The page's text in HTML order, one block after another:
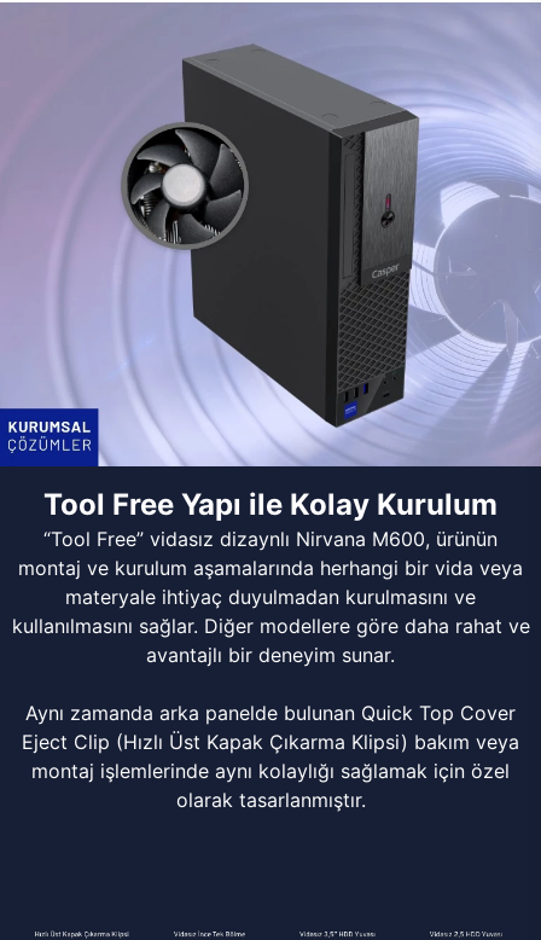
Tool Free Yapı ile Kolay Kurulum
“Tool Free” vidasız dizaynlı Nirvana M600, ürünün
montaj ve kurulum aşamalarında herhangi bir vida veya
materyale ihtiyaç duyulmadan kurulmasını ve
kullanılmasını sağlar. Diğer modellere göre daha rahat ve
avantajlı bir deneyim sunar.
Aynı zamanda arka panelde bulunan Quick Top Cover
Eject Clip (Hızlı Üst Kapak Çıkarma Klipsi) bakım veya
montaj işlemlerinde aynı kolaylığı sağlamak için özel
olarak tasarlanmıştır.